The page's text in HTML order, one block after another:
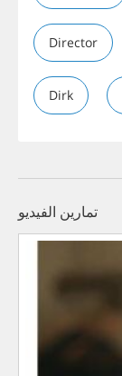
Director
Dirk
تمارين الفيديو